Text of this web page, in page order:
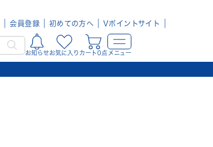
会員登録 初めての方へ Vポイントサイト
お知らせお気に入り カート0点 メニュー